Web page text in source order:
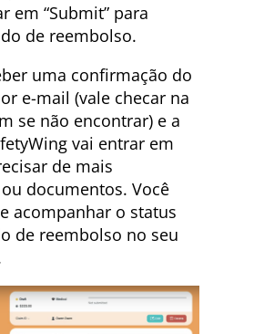
em “Submit” para
de reembolso.
uma confirmação do
e-mail (vale checar na
se não encontrar) e a
vai entrar em
de mais
documentos. Você
acompanhar o status
de reembolso no seu